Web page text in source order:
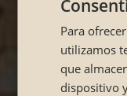
Para
utilizamos
que
dispositivo